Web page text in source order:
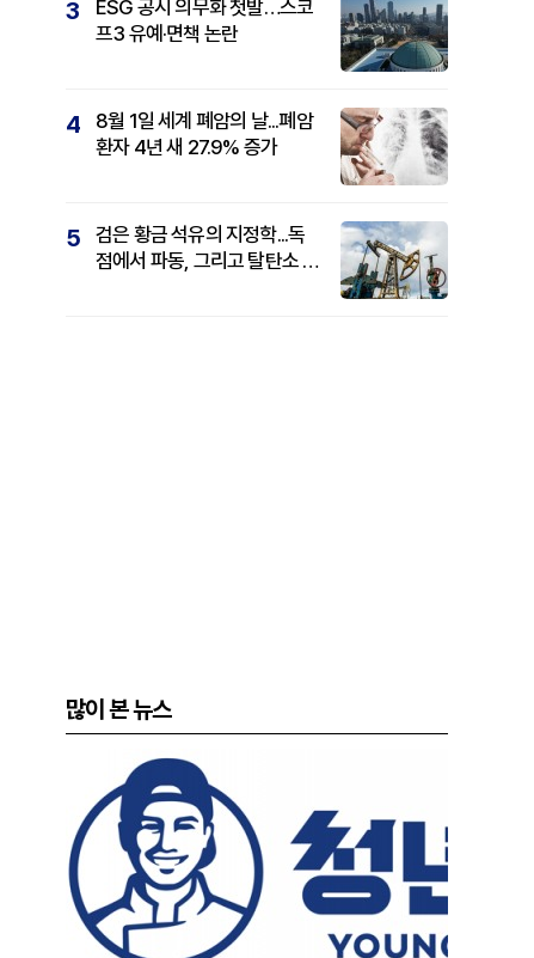
3
ESG 공시 의무화 첫발…스코
프3 유예·면책 논란
4
8월 1일 세계 폐암의 날...폐암
환자 4년 새 27.9% 증가
5
검은 황금 석유의 지정학...독
점에서 파동, 그리고 탈탄소 패
많이 본 뉴스